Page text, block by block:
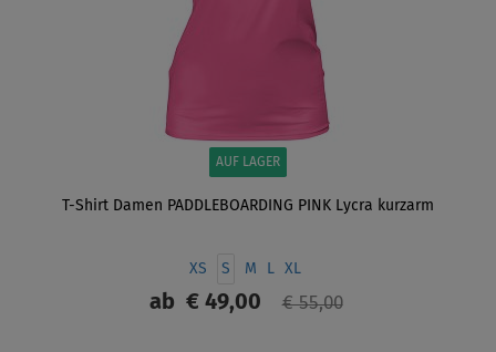
AUF LAGER
T-Shirt Damen PADDLEBOARDING PINK Lycra kurzarm
XS S M L XL
ab€ 49,00 € 55,00